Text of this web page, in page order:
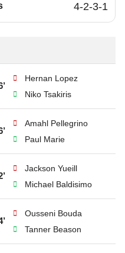
4-2-3-1
Hernan Lopez
Niko Tsakiris
Amahl Pellegrino
Paul Marie
Jackson Yueill
Michael Baldisimo
Ousseni Bouda
Tanner Beason